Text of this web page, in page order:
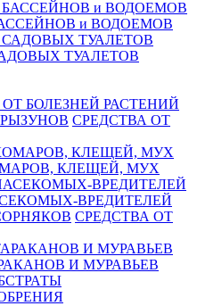
и ВОДОЕМОВ
ТУАЛЕТОВ
БОЛЕЗНЕЙ РАСТЕНИЙ
СРЕДСТВА ОТ
КЛЕЩЕЙ, МУХ
ВРЕДИТЕЛЕЙ
СРЕДСТВА ОТ
И МУРАВЬЕВ